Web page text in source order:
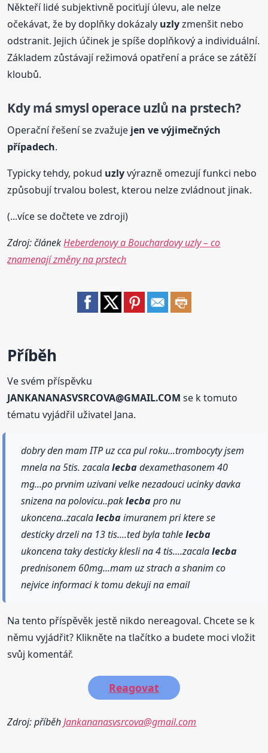
Někteří lidé subjektivně pociťují úlevu, ale nelze
očekávat, že by doplňky dokázaly uzlyzmenšit nebo
odstranit. Jejich účinek je spíše doplňkový a individuální.
Základem zůstávají režimová opatření a práce se zátěží
kloubů.
Kdy má smysl operace uzlů na prstech?
Operační řešení se zvažuje jen ve výjimečných
případech.
Typicky tehdy, pokud uzlyvýrazně omezují funkci nebo
způsobují trvalou bolest, kterou nelze zvládnout jinak.
(...více se dočtete ve zdroji)
Zdroj: článekHeberdenovy a Bouchardovy uzly – co
znamenají změny na prstech
Příběh
Ve svém příspěvku
JANKANANASVSRCOVA@GMAIL.COM se k tomuto
tématu vyjádřil uživatel Jana.
dobry den mam ITP uz cca pul roku...trombocyty jsem
mnela na 5tis. zacalalecbadexamethasonem 40
mg...po prvnim uzivani velke nezadouci ucinky davka
snizena na polovicu..paklecbapro nu
ukoncena..zacalalecbaimuranem pri ktere se
desticky drzeli na 13 tis....ted byla tahlelecba
ukoncena taky desticky klesli na 4 tis....zacalalecba
prednisonem 60mg...mam uz strach a shanim co
nejvice informaci k tomu dekuji na email
Na tento příspěvěk jestě nikdo nereagoval. Chcete se k
němu vyjádřit? Klikněte na tlačítko a budete moci vložit
svůj komentář.
Reagovat
Zdroj: příběhJankananasvsrcova@gmail.com